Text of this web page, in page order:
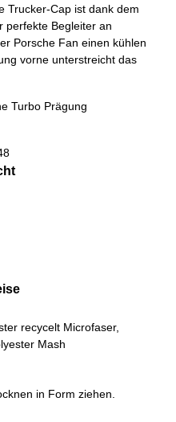
Trucker-Cap ist dank dem
perfekte Begleiter an
Porsche Fan einen kühlen
vorne unterstreicht das
Turbo Prägung
recycelt Microfaser,
Mash
in Form ziehen.